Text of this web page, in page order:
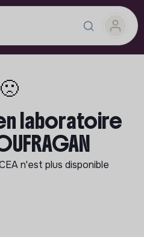
🙁
laboratoire
n'est plus disponible